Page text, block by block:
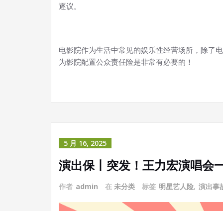
逐议。
电影院作为生活中常见的娱乐性经营场所，除了
为影院配置公众责任险是非常有必要的！
5 月 16, 2025
演出保丨突发！王力宏演唱会
作者 admin 在 未分类 标签 明星艺人险, 演出事